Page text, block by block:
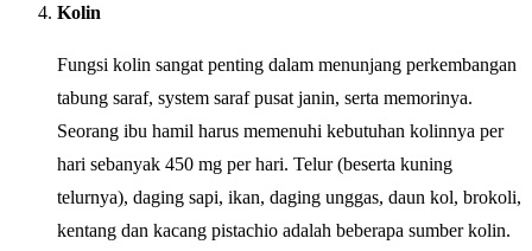
Kolin
Fungsi kolin sangat penting dalam menunjang perkembangan
tabung saraf, system saraf pusat janin, serta memorinya.
Seorang ibu hamil harus memenuhi kebutuhan kolinnya per
hari sebanyak 450 mg per hari. Telur (beserta kuning
telurnya), daging sapi, ikan, daging unggas, daun kol, brokoli,
kentang dan kacang pistachio adalah beberapa sumber kolin.